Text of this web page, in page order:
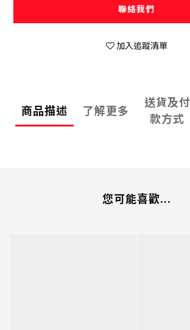
聯絡我們
加入追蹤清單
商品描述 了解更多
送貨及付
款方式
您可能喜歡...